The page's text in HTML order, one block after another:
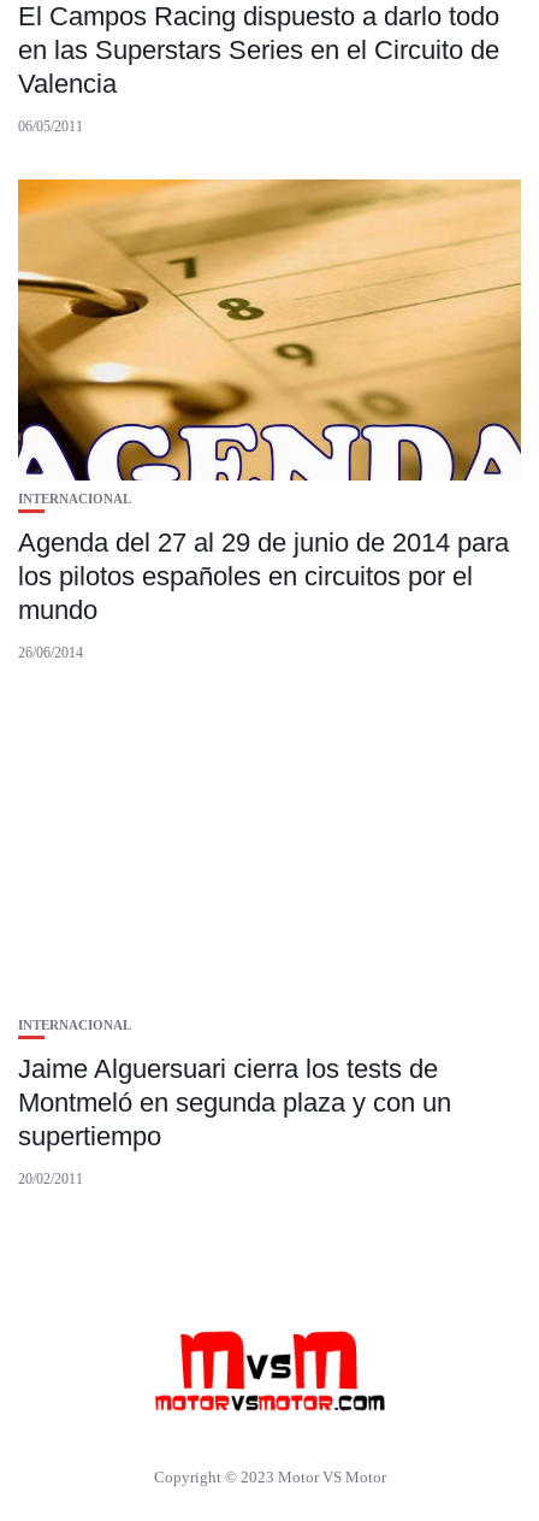
El Campos Racing dispuesto a darlo todo
en las Superstars Series en el Circuito de
Valencia
06/05/2011
INTERNACIONAL
Agenda del 27 al 29 de junio de 2014 para
los pilotos españoles en circuitos por el
mundo
26/06/2014
INTERNACIONAL
Jaime Alguersuari cierra los tests de
Montmeló en segunda plaza y con un
supertiempo
20/02/2011
Copyright © 2023 Motor VS Motor